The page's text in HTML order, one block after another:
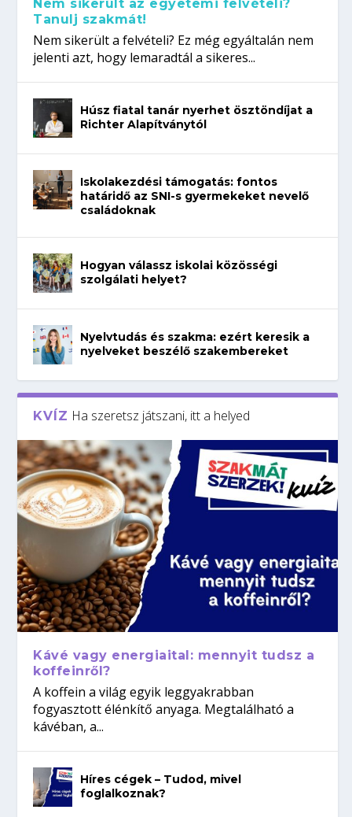
Nem sikerült az egyetemi felvételi?
Tanulj szakmát!
Nem sikerült a felvételi? Ez még egyáltalán nem
jelenti azt, hogy lemaradtál a sikeres...
Húsz fiatal tanár nyerhet ösztöndíjat a
Richter Alapítványtól
Iskolakezdési támogatás: fontos
határidő az SNI-s gyermekeket nevelő
családoknak
Hogyan válassz iskolai közösségi
szolgálati helyet?
Nyelvtudás és szakma: ezért keresik a
nyelveket beszélő szakembereket
KVÍZ Ha szeretsz játszani, itt a helyed
Kávé vagy energiaital: mennyit tudsz a
koffeinről?
A koffein a világ egyik leggyakrabban
fogyasztott élénkítő anyaga. Megtalálható a
kávéban, a...
Híres cégek – Tudod, mivel
foglalkoznak?